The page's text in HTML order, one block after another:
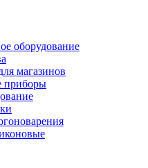
оборудование
магазинов
приборы